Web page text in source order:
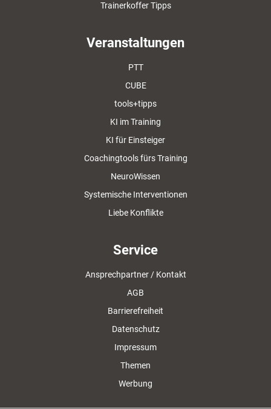
Trainerkoffer Tipps
Veranstaltungen
PTT
CUBE
tools+tipps
KI im Training
KI für Einsteiger
Coachingtools fürs Training
NeuroWissen
Systemische Interventionen
Liebe Konflikte
Service
Ansprechpartner / Kontakt
AGB
Barrierefreiheit
Datenschutz
Impressum
Themen
Werbung